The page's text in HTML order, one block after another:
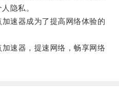
隐私。
速器成为了提高网络体验的
速器，提速网络，畅享网络